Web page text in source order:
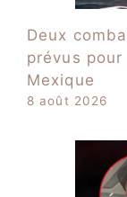
Deux
prévus
Mexique
8 août 2026